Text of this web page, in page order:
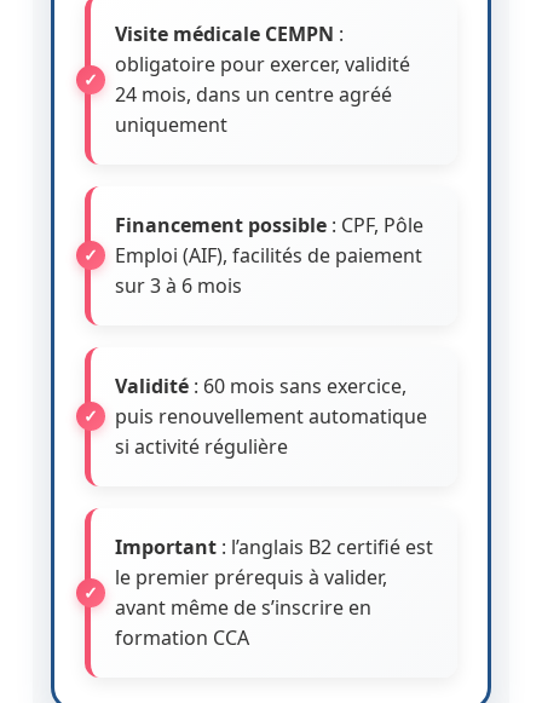
Visite médicale CEMPN :
obligatoire pour exercer, validité
24 mois, dans un centre agréé
uniquement
Financement possible: CPF, Pôle
Emploi (AIF), facilités de paiement
sur 3 à 6 mois
Validité: 60 mois sans exercice,
puis renouvellement automatique
si activité régulière
Important: l’anglais B2 certifié est
le premier prérequis à valider,
avant même de s’inscrire en
formation CCA